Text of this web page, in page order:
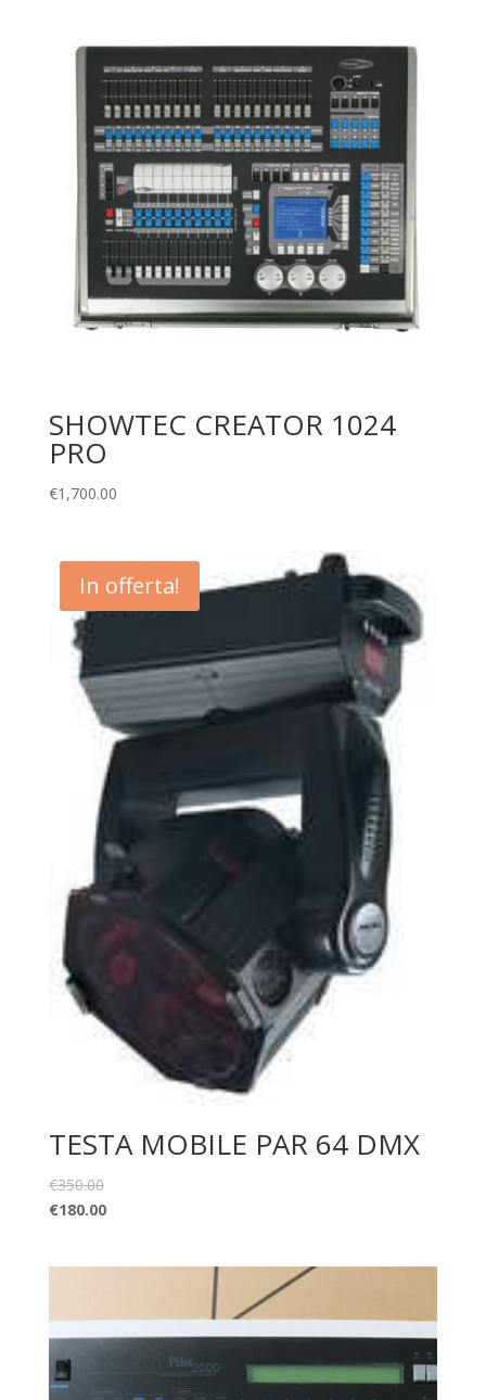
SHOWTEC CREATOR 1024
PRO
€1,700.00
In offerta!
TESTA MOBILE PAR 64 DMX
€350.00
€180.00